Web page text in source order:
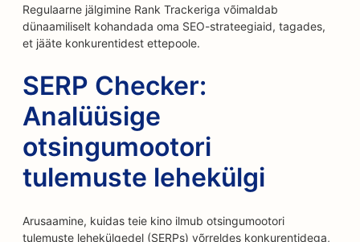
Regulaarne jälgimine Rank Trackeriga võimaldab
dünaamiliselt kohandada oma SEO-strateegiaid, tagades,
et jääte konkurentidest ettepoole.
SERP Checker:
Analüüsige
otsingumootori
tulemuste lehekülgi
Arusaamine, kuidas teie kino ilmub otsingumootori
tulemuste lehekülgedel (SERPs) võrreldes konkurentidega,